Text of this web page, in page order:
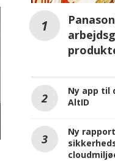
Ny app til
AltID
Ny